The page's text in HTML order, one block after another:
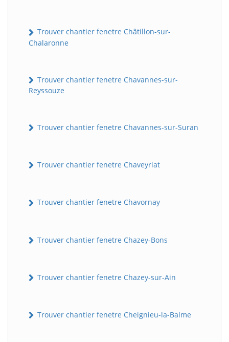
Trouver chantier fenetre Châtillon-sur-
Chalaronne
Trouver chantier fenetre Chavannes-sur-
Reyssouze
Trouver chantier fenetre Chavannes-sur-Suran
Trouver chantier fenetre Chaveyriat
Trouver chantier fenetre Chavornay
Trouver chantier fenetre Chazey-Bons
Trouver chantier fenetre Chazey-sur-Ain
Trouver chantier fenetre Cheignieu-la-Balme